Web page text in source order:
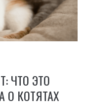
ЧТО ЭТО
О КОТЯТАХ